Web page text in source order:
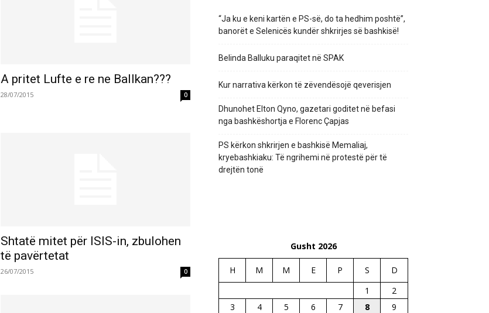
A pritet Lufte e re ne Ballkan???
28/07/2015 0
Shtatë mitet për ISIS-in, zbulohen
të pavërtetat
26/07/2015 0
“Ja ku e keni kartën e PS-së, do ta hedhim poshtë”,
banorët e Selenicës kundër shkrirjes së bashkisë!
Belinda Balluku paraqitet në SPAK
Kur narrativa kërkon të zëvendësojë qeverisjen
Dhunohet Elton Qyno, gazetari goditet në befasi
nga bashkëshortja e Florenc Çapjas
PS kërkon shkrirjen e bashkisë Memaliaj,
kryebashkiaku: Të ngrihemi në protestë për të
drejtën tonë
Gusht 2026
H M M E P S
D
1
2
3
4 5 6 7 8
9